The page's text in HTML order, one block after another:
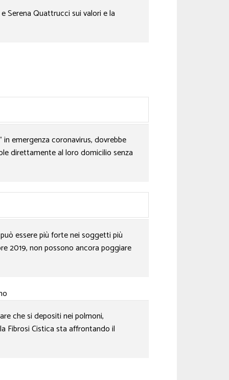
Serena Quattrucci sui valori e la
emergenza coronavirus, dovrebbe
direttamente al loro domicilio senza
essere più forte nei soggetti più
2019, non possono ancora poggiare
che si depositi nei polmoni,
Fibrosi Cistica sta affrontando il